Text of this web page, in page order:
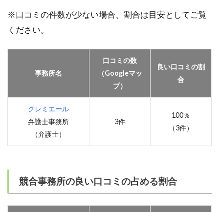
※口コミの件数が少ない場合、割合は目安としてご覧
ください。
事務所名
口コミの数
（Googleマッ
プ）
良い口コミの割
合
クレミエール
弁護士事務所
（弁護士）
3件
100％
（3件）
競合事務所の良い口コミの占める割合